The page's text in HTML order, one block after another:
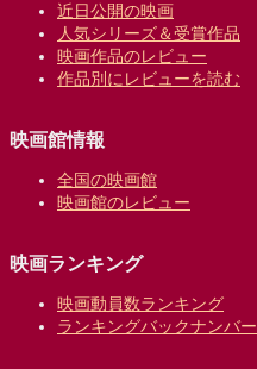
近日公開の映画
人気シリーズ＆受賞作品
映画作品のレビュー
作品別にレビューを読む
映画館情報
全国の映画館
映画館のレビュー
映画ランキング
映画動員数ランキング
ランキングバックナンバー